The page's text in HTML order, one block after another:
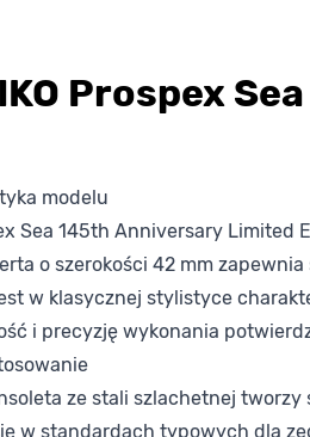
Prospex
modelu
Sea 145th Anniversary Limited
o szerokości 42 mm
w klasycznej stylistyce
i precyzję wykonania
ze stali szlachetnej
w standardach typowych dla